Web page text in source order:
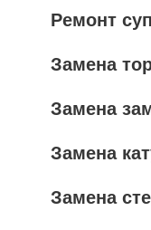
Ремонт
Замена
Замена
Замена
Замена